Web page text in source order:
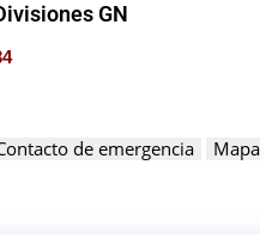
GN
de emergencia Mapa